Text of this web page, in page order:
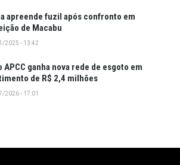
apreende fuzil após confronto em
de Macabu
2025 - 13:42
APCC ganha nova rede de esgoto em
de R$ 2,4 milhões
2026 - 17:01